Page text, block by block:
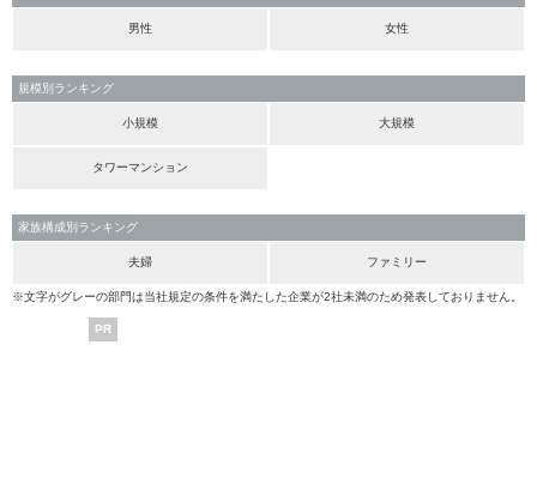
男性 女性
規模別ランキング
小規模 大規模
タワーマンション
家族構成別ランキング
夫婦 ファミリー
※文字がグレーの部門は当社規定の条件を満たした企業が2社未満のため発表しておりません。
PR